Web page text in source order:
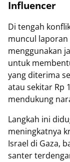
Influencer
Di tengah
muncul
menggunakan
untuk
yang diterima
atau sekitar Rp
mendukung
Langkah ini
meningkatnya
Israel di Gaza,
santer